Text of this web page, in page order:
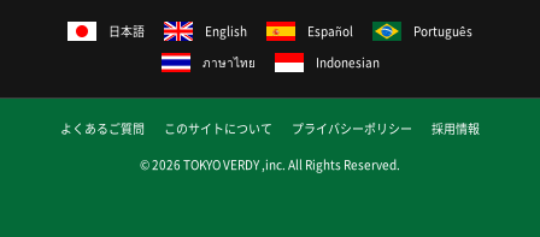
日本語 English Español
Português
ภาษาไทย
Indonesian
よくあるご質問 このサイトについて プライバシーポリシー
採用情報
© 2026 TOKYO VERDY ,inc. All Rights Reserved.